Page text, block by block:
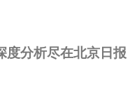
度分析尽在北京日报